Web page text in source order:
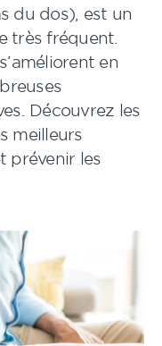
du dos), est un
très fréquent.
en
Découvrez les
meilleurs
prévenir les